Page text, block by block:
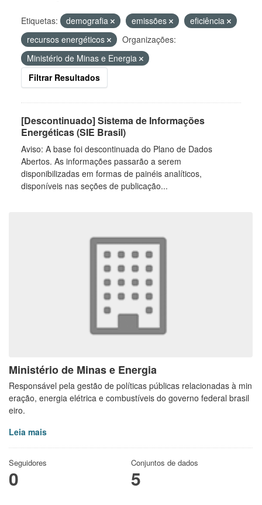
Ministério de Minas e Energia
Responsável pela gestão de políticas públicas relacionadas à min
eração, energia elétrica e combustíveis do governo federal brasil
eiro.
Leia mais
Seguidores
0
Conjuntos de dados
5
Etiquetas: demografia emissões
eficiência
recursos energéticos
Organizações:
Ministério de Minas e Energia
Filtrar Resultados
[Descontinuado] Sistema de Informações
Energéticas (SIE Brasil)
Aviso: A base foi descontinuada do Plano de Dados
Abertos. As informações passarão a serem
disponibilizadas em formas de painéis analíticos,
disponíveis nas seções de publicação...